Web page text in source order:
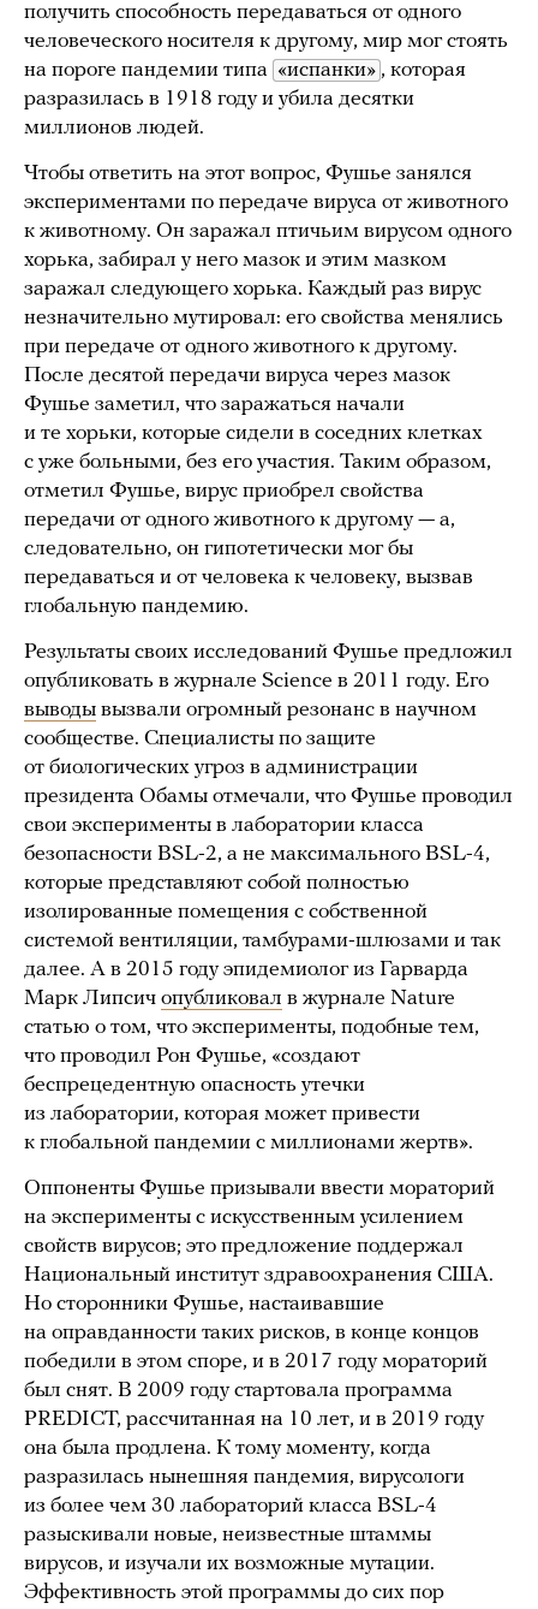
получить способность передаваться от одного
человеческого носителя к другому, мир мог стоять
на пороге пандемии типа «испанки» , которая
разразилась в 1918 году и убила десятки
миллионов людей.
Чтобы ответить на этот вопрос, Фушье занялся
экспериментами по передаче вируса от животного
к животному. Он заражал птичьим вирусом одного
хорька, забирал у него мазок и этим мазком
заражал следующего хорька. Каждый раз вирус
незначительно мутировал: его свойства менялись
при передаче от одного животного к другому.
После десятой передачи вируса через мазок
Фушье заметил, что заражаться начали
и те хорьки, которые сидели в соседних клетках
с уже больными, без его участия. Таким образом,
отметил Фушье, вирус приобрел свойства
передачи от одного животного к другому — а,
следовательно, он гипотетически мог бы
передаваться и от человека к человеку, вызвав
глобальную пандемию.
Результаты своих исследований Фушье предложил
опубликовать в журнале Science в 2011 году. Его
выводы вызвали огромный резонанс в научном
сообществе. Специалисты по защите
от биологических угроз в администрации
президента Обамы отмечали, что Фушье проводил
свои эксперименты в лаборатории класса
безопасности BSL-2, а не максимального BSL-4,
которые представляют собой полностью
изолированные помещения с собственной
системой вентиляции, тамбурами-шлюзами и так
далее. А в 2015 году эпидемиолог из Гарварда
Марк Липсич опубликовал в журнале Nature
статью о том, что эксперименты, подобные тем,
что проводил Рон Фушье, «создают
беспрецедентную опасность утечки
из лаборатории, которая может привести
к глобальной пандемии с миллионами жертв».
Оппоненты Фушье призывали ввести мораторий
на эксперименты с искусственным усилением
свойств вирусов; это предложение поддержал
Национальный институт здравоохранения США.
Но сторонники Фушье, настаивавшие
на оправданности таких рисков, в конце концов
победили в этом споре, и в 2017 году мораторий
был снят. В 2009 году стартовала программа
PREDICT, рассчитанная на 10 лет, и в 2019 году
она была продлена. К тому моменту, когда
разразилась нынешняя пандемия, вирусологи
из более чем 30 лабораторий класса BSL-4
разыскивали новые, неизвестные штаммы
вирусов, и изучали их возможные мутации.
Эффективность этой программы до сих пор